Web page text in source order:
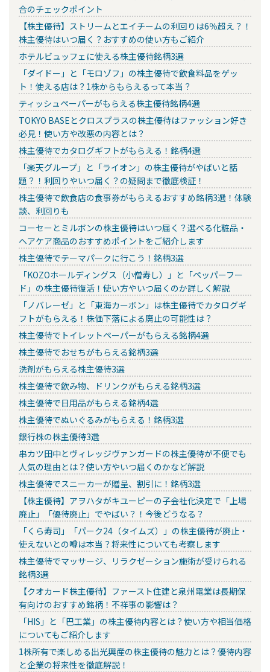
合のチェックポイント
【株主優待】ストリームとエイチームの利回りは6％超え？！
株主優待はいつ届く？おすすめの使い方もご紹介
ホテルビュッフェに使える株主優待銘柄3選
「ダイドー」と「モロゾフ」の株主優待で飲食料品をゲッ
ト！使える店は？1株からもらえるって本当？
ティッシュペーパーがもらえる株主優待銘柄4選
TOKYO BASEとクロスプラスの株主優待はファッション好き
必見！使い方や改悪の内容とは？
株主優待でカタログギフトがもらえる！銘柄4選
「楽天グループ」と「ライオン」の株主優待がやばいと話
題？！利回りやいつ届く？の疑問まで徹底検証！
株主優待で飲食店の食事券がもらえるおすすめ銘柄3選！体験
談、利回りも
コーセーとミルボンの株主優待はいつ届く？選べる化粧品・
ヘアケア商品のおすすめポイントをご紹介します
株主優待でテーマパークに行こう！銘柄3選
「KOZOホールディングス（小僧寿し）」と「ペッパーフー
ド」の株主優待復活！使い方やいつ届くのか詳しく解説
「ノバレーゼ」と「東海カーボン」は株主優待でカタログギ
フトがもらえる！株価下落による廃止の可能性は？
株主優待でトイレットペーパーがもらえる銘柄4選
株主優待でおせちがもらえる銘柄3選
洗剤がもらえる株主優待3選
株主優待で飲み物、ドリンクがもらえる銘柄3選
株主優待で日用品がもらえる銘柄4選
株主優待でぬいぐるみがもらえる！銘柄3選
銀行株の株主優待3選
串カツ田中とヴィレッジヴァンガードの株主優待が不便でも
人気の理由とは？使い方やいつ届くのかなど解説
株主優待でスニーカーが贈呈、割引に！銘柄3選
【株主優待】アヲハタがキユーピーの子会社化決定で「上場
廃止」「優待廃止」でやばい？！今後どうなる？
「くら寿司」「パーク24（タイムズ）」の株主優待が廃止・
使えないとの噂は本当？将来性についても考察します
株主優待でマッサージ、リラクゼーション施術が受けられる
銘柄3選
【クオカード株主優待】ファースト住建と泉州電業は長期保
有向けのおすすめ銘柄！不祥事の影響は？
「HIS」と「巴工業」の株主優待内容とは？使い方や相当価格
についてもご紹介します
1株所有で楽しめる出光興産の株主優待の魅力とは？優待内容
と企業の将来性を徹底解説！